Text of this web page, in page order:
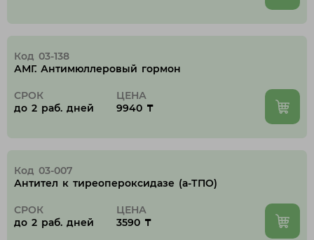
Код 03-138
АМГ. Антимюллеровый гормон
СРОК
до 2 раб. дней
ЦЕНА
9940 ₸
Код 03-007
Антител к тиреопероксидазе (а-ТПО)
СРОК
до 2 раб. дней
ЦЕНА
3590 ₸